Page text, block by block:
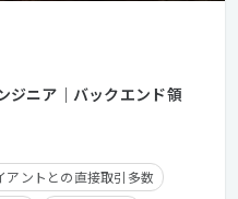
ジニア｜バックエンド領
アントとの直接取引多数